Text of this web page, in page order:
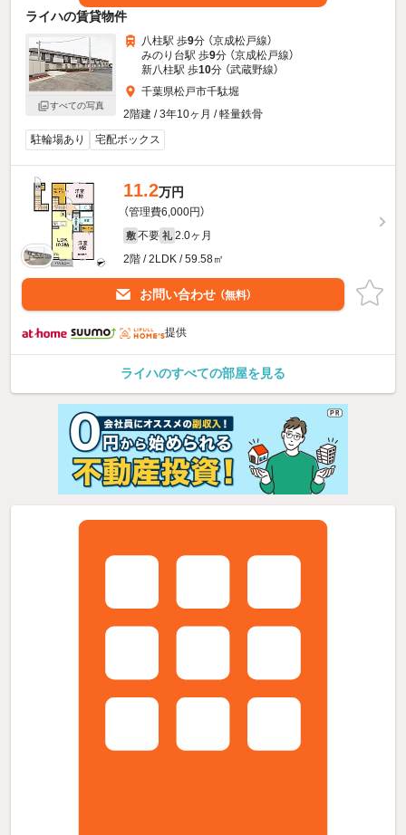
ライハの賃貸物件
すべての写真
八柱駅 歩9分 （京成松戸線）
みのり台駅 歩9分 （京成松戸線）
新八柱駅 歩10分 （武蔵野線）
千葉県松戸市千駄堀
2階建 / 3年10ヶ月 / 軽量鉄骨
駐輪場あり
宅配ボックス
11.2万円
（管理費6,000円）
敷 不要 礼 2.0ヶ月
2階 / 2LDK / 59.58㎡
お問い合わせ （無料）
提供
ライハのすべての部屋を見る